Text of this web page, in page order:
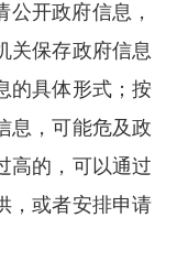
开政府信息，
关保存政府信息
的具体形式；按
息，可能危及政
高的，可以通过
，或者安排申请